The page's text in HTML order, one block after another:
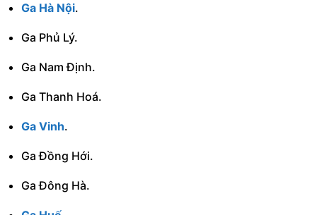
Ga Hà Nội.
Ga Phủ Lý.
Ga Nam Định.
Ga Thanh Hoá.
Ga Vinh.
Ga Đồng Hới.
Ga Đông Hà.